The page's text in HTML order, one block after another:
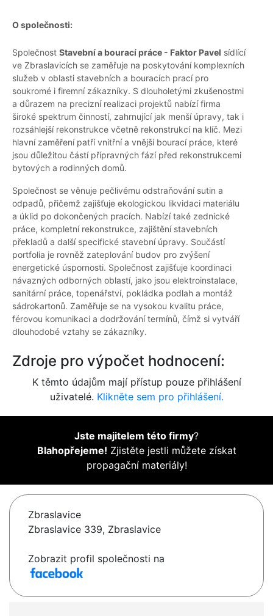
O společnosti:
Společnost Stavební a bourací práce - Faktor Pavel sídlící
ve Zbraslavicích se zaměřuje na poskytování komplexních
služeb v oblasti stavebních a bouracích prací pro
soukromé i firemní zákazníky. S dlouholetými zkušenostmi
a důrazem na precizní realizaci projektů nabízí firma
široké spektrum činností, zahrnující jak menší úpravy, tak i
rozsáhlejší rekonstrukce včetně rekonstrukcí na klíč. Mezi
hlavní zaměření patří vnitřní a vnější bourací práce, které
jsou důležitou částí přípravných fází před rekonstrukcemi
bytových a rodinných domů.
Společnost se věnuje pečlivému odstraňování sutin a
odpadů, přičemž zajišťuje ekologickou likvidaci materiálu
a úklid po dokončených pracích. Nabízí také zednické
práce, kompletní rekonstrukce, zajištění stavebních
překladů a další specifické stavební úpravy. Součástí
portfolia je rovněž zateplování budov pro zvýšení
energetické úspornosti. Společnost zajišťuje koordinaci
návazných odborných oblastí, jako jsou elektroinstalace,
sanitární práce, topenářství, pokládka podlah a montáž
sádrokartonů. Zaměřuje se na vysokou kvalitu práce,
férovou komunikaci a dodržování termínů, čímž si vytváří
dlouhodobé vztahy se zákazníky.
Zdroje pro výpočet hodnocení:
K těmto údajům mají přístup pouze přihlášení
uživatelé. Klikněte sem pro přihlášení.
Jste majitelem této firmy?
Blahopřejeme! Zjistěte jestli můžete získat
propagační materiály!
Zbraslavice
Zbraslavice 339, Zbraslavice
Zobrazit profil společnosti na